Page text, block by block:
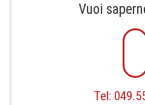
Vuoi
Tel: